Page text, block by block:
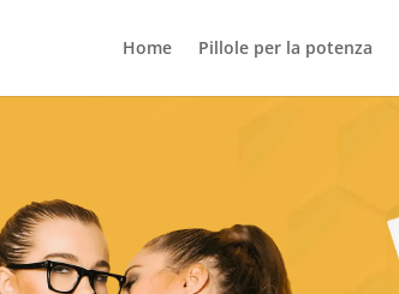
Home Pillole per la potenza